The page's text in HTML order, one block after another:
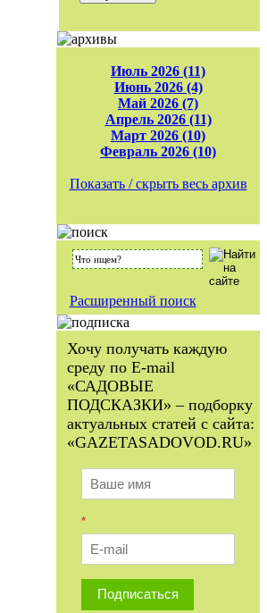
Июль 2026 (11)
Июнь 2026 (4)
Май 2026 (7)
Апрель 2026 (11)
Март 2026 (10)
Февраль 2026 (10)
Показать / скрыть весь архив
Расширенный поиск
Хочу получать каждую
среду по E-mail
«САДОВЫЕ
ПОДСКАЗКИ» – подборку
актуальных статей с сайта:
«GAZETASADOVOD.RU»
*
Подписаться